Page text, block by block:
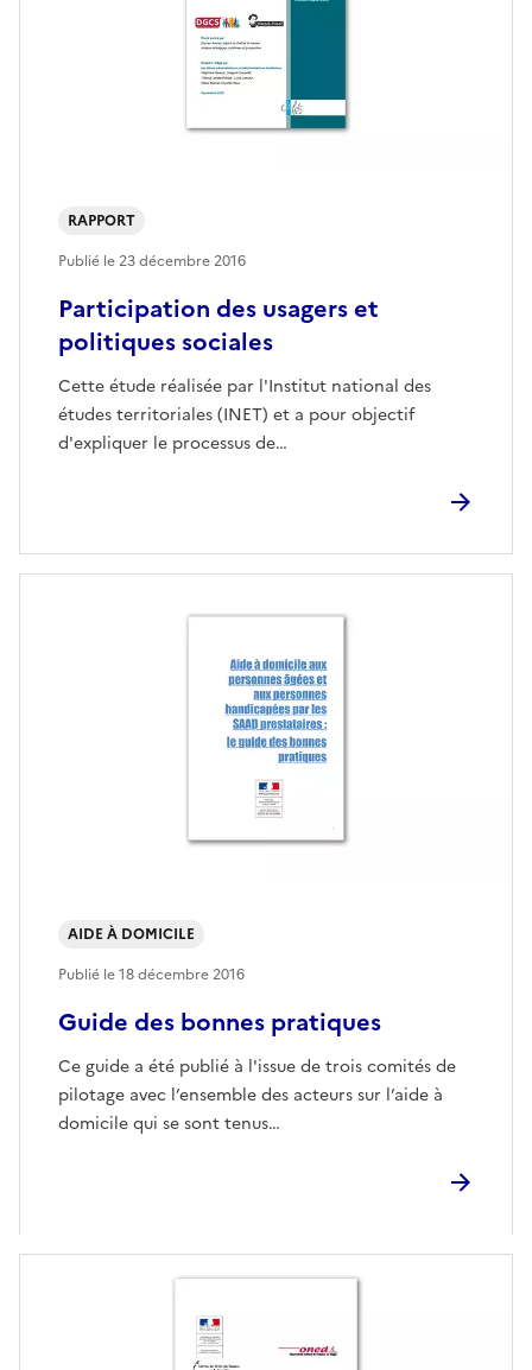
Participation des usagers et
politiques sociales
Cette étude réalisée par l'Institut national des
études territoriales (INET) et a pour objectif
d'expliquer le processus de…
RAPPORT
Publié le23 décembre 2016
Guide des bonnes pratiques
Ce guide a été publié à l'issue de trois comités de
pilotage avec l’ensemble des acteurs sur l’aide à
domicile qui se sont tenus…
AIDE À DOMICILE
Publié le18 décembre 2016